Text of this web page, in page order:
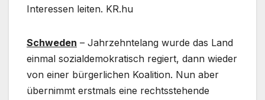
Interessen leiten. KR.hu
Schweden – Jahrzehntelang wurde das Land
einmal sozialdemokratisch regiert, dann wieder
von einer bürgerlichen Koalition. Nun aber
übernimmt erstmals eine rechtsstehende